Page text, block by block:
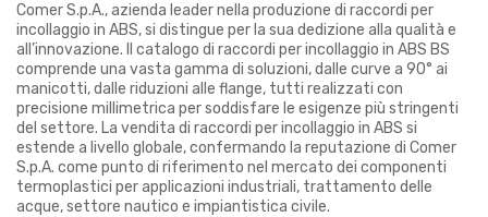
Comer S.p.A., azienda leader nella produzione di raccordi per
incollaggio in ABS, si distingue per la sua dedizione alla qualità e
all’innovazione. Il catalogo di raccordi per incollaggio in ABS BS
comprende una vasta gamma di soluzioni, dalle curve a 90° ai
manicotti, dalle riduzioni alle flange, tutti realizzati con
precisione millimetrica per soddisfare le esigenze più stringenti
del settore. La vendita di raccordi per incollaggio in ABS si
estende a livello globale, confermando la reputazione di Comer
S.p.A. come punto di riferimento nel mercato dei componenti
termoplastici per applicazioni industriali, trattamento delle
acque, settore nautico e impiantistica civile.